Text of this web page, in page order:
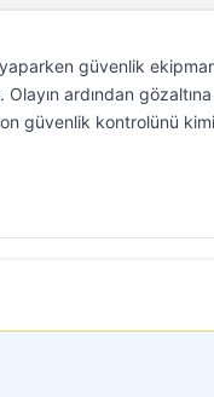
güvenlik
Olayın ardından
güvenlik kontrolünü